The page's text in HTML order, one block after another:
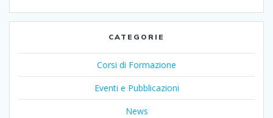
CATEGORIE
Corsi di Formazione
Eventi e Pubblicazioni
News